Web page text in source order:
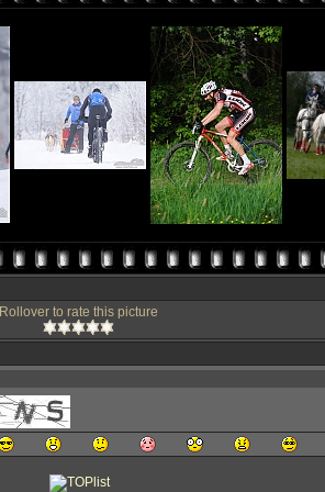
Rollover to rate this picture